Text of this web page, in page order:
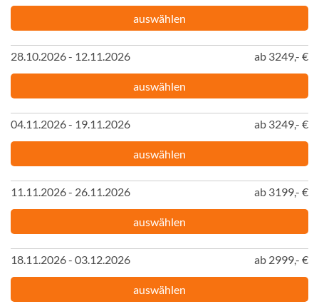
auswählen
28.10.2026 - 12.11.2026 ab 3249,- €
auswählen
04.11.2026 - 19.11.2026 ab 3249,- €
auswählen
11.11.2026 - 26.11.2026 ab 3199,- €
auswählen
18.11.2026 - 03.12.2026 ab 2999,- €
auswählen